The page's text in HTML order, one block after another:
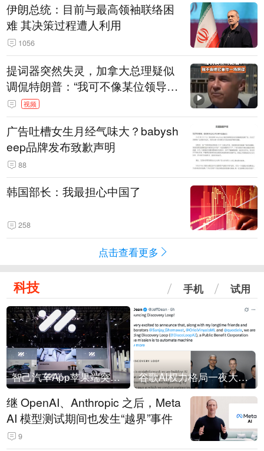
伊朗总统：目前与最高领袖联络困
难 其决策过程遭人利用
1056
提词器突然失灵，加拿大总理疑似
调侃特朗普：“我可不像某位领导
人，把这当成一场阴谋”，全场哄笑
视频
广告吐槽女生月经气味大？babysh
eep品牌发布致歉声明
88
韩国部长：我最担心中国了
258
点击查看更多
科技 手机 试用
智己汽车App苹果端突然“下架” 谷歌AI权力格局一夜大洗牌
继 OpenAI、Anthropic 之后，Meta
AI 模型测试期间也发生“越界”事件
9